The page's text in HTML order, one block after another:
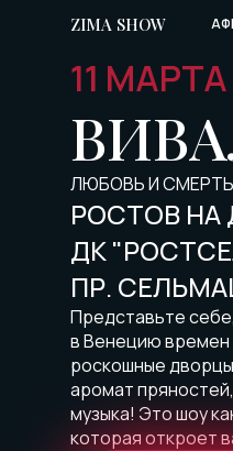
ZIMA SHOW
11
ЛЮБОВЬ И
РОСТОВ НА
ДК
ПР.
Представьте
в Венецию времен
роскошные
аромат
музыка! Это шоу
которая откроет